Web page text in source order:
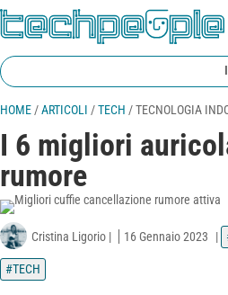
HOME/ARTICOLI /TECH /TECNOLOGIA
I 6 migliori
rumore
Cristina Ligorio| 16 Gennaio 2023 |
TECH